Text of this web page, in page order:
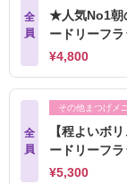
全
員
★人気No1朝
ードリーフ
¥4,800
全
員
その他まつげメ
【程よいボ
ードリーフラ
¥5,300